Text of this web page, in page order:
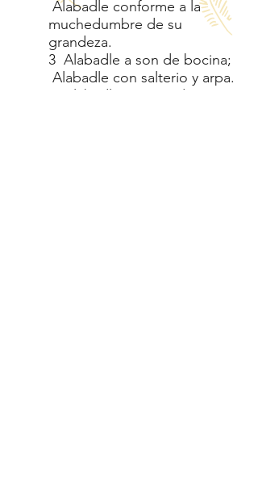
Alabadle conforme a la
muchedumbre de su
grandeza.
3 Alabadle a son de bocina;
Alabadle con salterio y arpa.
4 Alabadle con pandero y